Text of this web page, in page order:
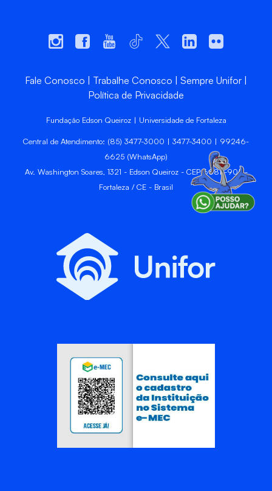
Fale Conosco Trabalhe Conosco
Sempre Unifor
Política de Privacidade
Fundação Edson Queiroz | Universidade de Fortaleza
Central de Atendimento: (85) 3477-3000 | 3477-3400 | 99246-
6625 (WhatsApp)
Av. Washington Soares, 1321 - Edson Queiroz - CEP 60811-905 -
Fortaleza / CE - Brasil